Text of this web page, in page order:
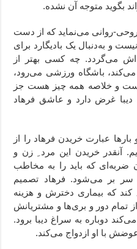
بگوید متوجه آن نشده‌.
روانی می‌نماید که از دست
و به‌دنبال یک بادیگارد برای
می‌گردد. چه کسی بهتر از
باشگاه ورزشی می‌رود،
و خلاصه همه چیز هست جز
غرض دارد و عاشق فرهاد
بارها عبارت خریدن فرهاد را از
آنقدر خریدن این مرد ِ زن و
ضربه‌ای که باید را به مخاطب
سر بر می‌شود. فرهاد تصمیم
کند که بیماری دخترش و هزینه
تمام دور و بری‌ها و مشتریانش
دوباره به سراغ دیبا برود.
با او ازدواج می‌کند.